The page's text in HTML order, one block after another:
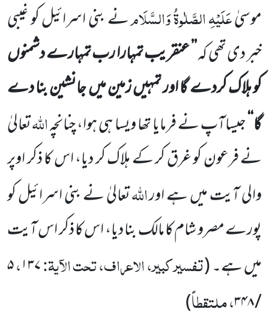
موسیٰعَلَیْہِ الصَّلٰوۃُ وَالسَّلَامنے بنی اسرائیل کو غیبی
خبر دی تھی کہ’’ عنقریب تمہارا رب تمہارے دشمنوں
کو ہلاک کردے گا اور تمہیں زمین میں جانشین بنا دے
گا‘‘جیساآپ نے فرمایا تھا ویسا ہی ہوا، چنانچہاللہتعالیٰ
نے فرعون کو غرق کر کے ہلاک کر دیا، اس کا ذکر اوپر
والی آیت میں ہے اوراللہتعالیٰ نے بنی اسرائیل کو
پورے مصرو شام کا مالک بنا دیا، اس کا ذکر اس آیت
میں ہے۔(تفسیر کبیر، الاعراف، تحت الآیۃ:۱۳۷،۵
/۳۴۸، ملتقطاً)